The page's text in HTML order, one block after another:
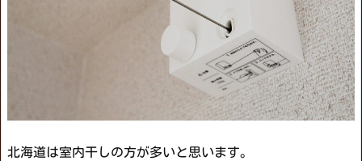
北海道は室内干しの方が多いと思います。